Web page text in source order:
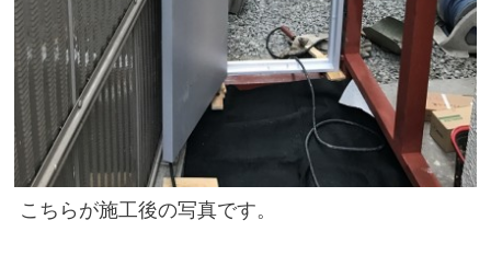
こちらが施工後の写真です。